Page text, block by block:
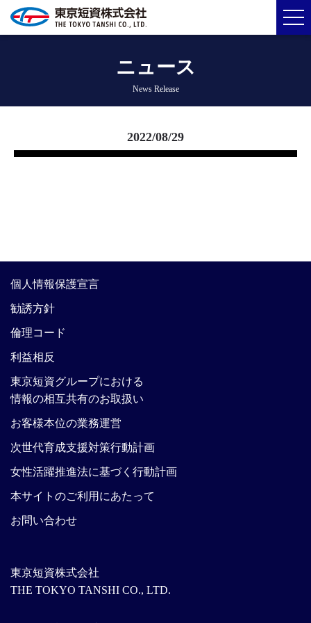
ニュース
News Release
2022/08/29
東京短資株式会社
THE TOKYO TANSHI CO., LTD.
個人情報保護宣言
勧誘方針
倫理コード
利益相反
東京短資グループにおける
情報の相互共有のお取扱い
お客様本位の業務運営
次世代育成支援対策行動計画
女性活躍推進法に基づく行動計画
本サイトのご利用にあたって
お問い合わせ